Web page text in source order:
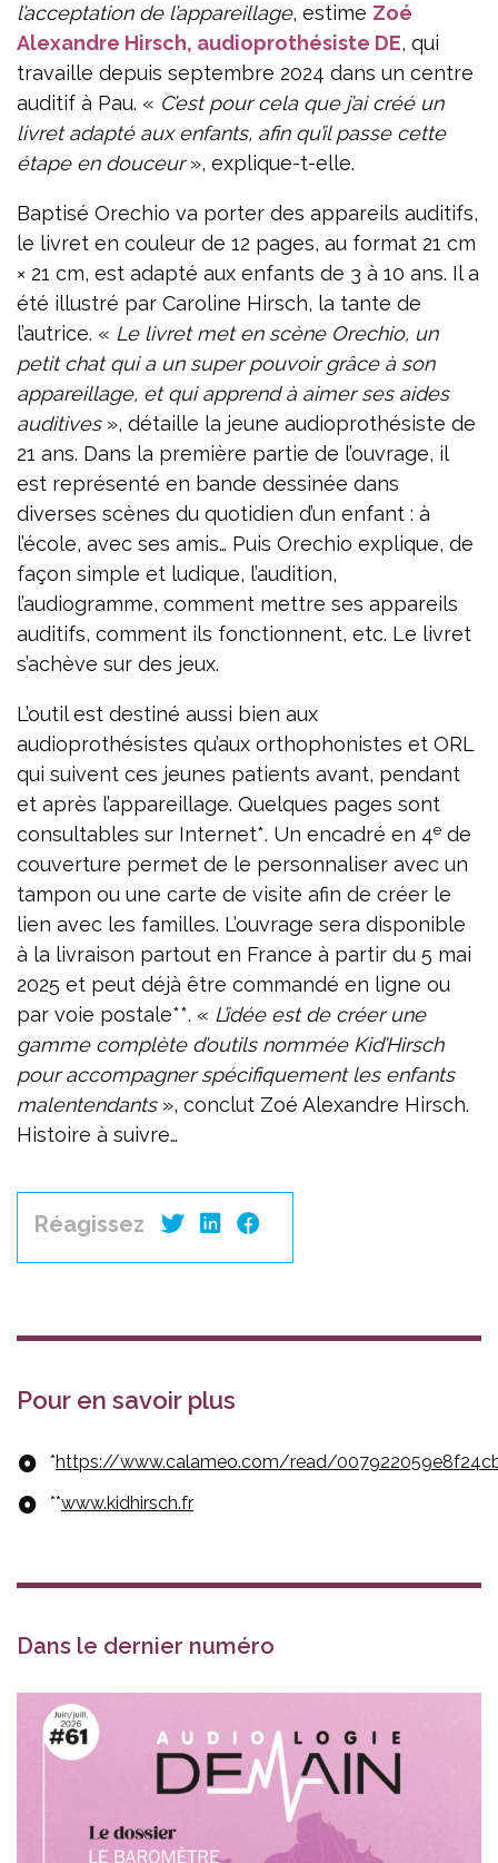
l’acceptation de l’appareillage, estime Zoé
Alexandre Hirsch, audioprothésiste DE, qui
travaille depuis septembre 2024 dans un centre
auditif à Pau. « C’est pour cela que j’ai créé un
livret adapté aux enfants, afin qu’il passe cette
étape en douceur», explique-t-elle.
Baptisé Orechio va porter des appareils auditifs,
le livret en couleur de 12 pages, au format 21 cm
× 21 cm, est adapté aux enfants de 3 à 10 ans. Il a
été illustré par Caroline Hirsch, la tante de
l’autrice. « Le livret met en scène Orechio, un
petit chat qui a un super pouvoir grâce à son
appareillage, et qui apprend à aimer ses aides
auditives », détaille la jeune audioprothésiste de
21 ans. Dans la première partie de l’ouvrage, il
est représenté en bande dessinée dans
diverses scènes du quotidien d’un enfant : à
l’école, avec ses amis… Puis Orechio explique, de
façon simple et ludique, l’audition,
l’audiogramme, comment mettre ses appareils
auditifs, comment ils fonctionnent, etc. Le livret
s’achève sur des jeux.
L’outil est destiné aussi bien aux
audioprothésistes qu’aux orthophonistes et ORL
qui suivent ces jeunes patients avant, pendant
et après l’appareillage. Quelques pages sont
consultables sur Internet*. Un encadré en 4e de
couverture permet de le personnaliser avec un
tampon ou une carte de visite afin de créer le
lien avec les familles. L’ouvrage sera disponible
à la livraison partout en France à partir du 5 mai
2025 et peut déjà être commandé en ligne ou
par voie postale**. « L’idée est de créer une
gamme complète d’outils nommée Kid’Hirsch
pour accompagner spécifiquement les enfants
malentendants», conclut Zoé Alexandre Hirsch.
Histoire à suivre…
Réagissez
Pour en savoir plus
*https://www.calameo.com/read/
**www.kidhirsch.fr
Dans le dernier numéro